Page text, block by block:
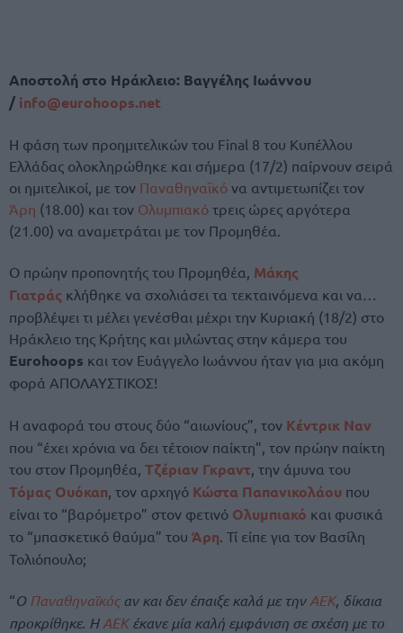
Αποστολή στο Ηράκλειο: Βαγγέλης Ιωάννου
/ info@eurohoops.net
Η φάση των προημιτελικών του Final 8 του Κυπέλλου
Ελλάδας ολοκληρώθηκε και σήμερα (17/2) παίρνουν σειρά
οι ημιτελικοί, με τον Παναθηναϊκό να αντιμετωπίζει τον
Άρη (18.00) και τον Ολυμπιακό τρεις ώρες αργότερα
(21.00) να αναμετράται με τον Προμηθέα.
Ο πρώην προπονητής του Προμηθέα, Μάκης
Γιατράς κλήθηκε να σχολιάσει τα τεκταινόμενα και να…
προβλέψει τι μέλει γενέσθαι μέχρι την Κυριακή (18/2) στο
Ηράκλειο της Κρήτης και μιλώντας στην κάμερα του
Eurohoops και τον Ευάγγελο Ιωάννου ήταν για μια ακόμη
φορά ΑΠΟΛΑΥΣΤΙΚΟΣ!
Η αναφορά του στους δύο “αιωνίους”, τον Κέντρικ Ναν
που “έχει χρόνια να δει τέτοιον παίκτη”, τον πρώην παίκτη
του στον Προμηθέα, Τζέριαν Γκραντ , την άμυνα του
Τόμας Ουόκαπ , τον αρχηγό Κώστα Παπανικολάου που
είναι το “βαρόμετρο” στον φετινό Ολυμπιακό και φυσικά
το “μπασκετικό θαύμα” του Άρη . Τί είπε για τον Βασίλη
Τολιόπουλο;
“Ο Παναθηναϊκόςαν και δεν έπαιξε καλά με τηνΑΕΚ, δίκαια
προκρίθηκε. ΗΑΕΚέκανε μία καλή εμφάνιση σε σχέση με το